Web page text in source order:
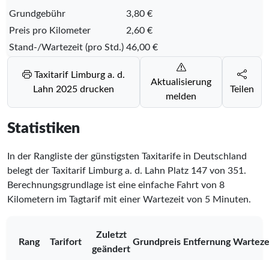
Grundgebühr
3,80 €
Preis pro Kilometer
2,60 €
Stand-/Wartezeit (pro Std.) 46,00 €
Taxitarif Limburg a. d.
Lahn 2025 drucken
Aktualisierung
melden
Teilen
Statistiken
In der Rangliste der günstigsten Taxitarife in Deutschland
belegt der Taxitarif Limburg a. d. Lahn Platz 147 von 351 .
Berechnungsgrundlage ist eine einfache Fahrt von 8
Kilometern im Tagtarif mit einer Wartezeit von 5 Minuten.
Rang Tarifort
Zuletzt
geändert
Grundpreis Entfernung